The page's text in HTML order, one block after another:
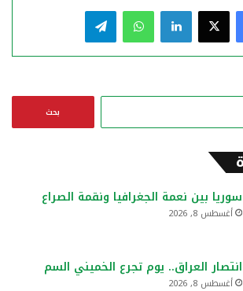
فيسبوك لينكدإن واتساب
ن
سوريا بين نعمة الجغرافيا ونقمة الصراع
أغسطس 8, 2026
انتصار العراق.. يوم تجرع الخميني السم
أغسطس 8, 2026